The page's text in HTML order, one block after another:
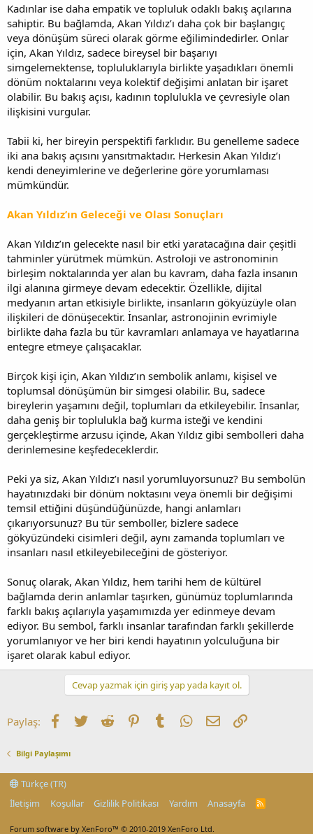
Kadınlar ise daha empatik ve topluluk odaklı bakış açılarına
sahiptir. Bu bağlamda, Akan Yıldız’ı daha çok bir başlangıç
veya dönüşüm süreci olarak görme eğilimindedirler. Onlar
için, Akan Yıldız, sadece bireysel bir başarıyı
simgelemektense, topluluklarıyla birlikte yaşadıkları önemli
dönüm noktalarını veya kolektif değişimi anlatan bir işaret
olabilir. Bu bakış açısı, kadının toplulukla ve çevresiyle olan
ilişkisini vurgular.
Tabii ki, her bireyin perspektifi farklıdır. Bu genelleme sadece
iki ana bakış açısını yansıtmaktadır. Herkesin Akan Yıldız’ı
kendi deneyimlerine ve değerlerine göre yorumlaması
mümkündür.
Akan Yıldız’ın Geleceği ve Olası Sonuçları
Akan Yıldız’ın gelecekte nasıl bir etki yaratacağına dair çeşitli
tahminler yürütmek mümkün. Astroloji ve astronominin
birleşim noktalarında yer alan bu kavram, daha fazla insanın
ilgi alanına girmeye devam edecektir. Özellikle, dijital
medyanın artan etkisiyle birlikte, insanların gökyüzüyle olan
ilişkileri de dönüşecektir. İnsanlar, astronojinin evrimiyle
birlikte daha fazla bu tür kavramları anlamaya ve hayatlarına
entegre etmeye çalışacaklar.
Birçok kişi için, Akan Yıldız’ın sembolik anlamı, kişisel ve
toplumsal dönüşümün bir simgesi olabilir. Bu, sadece
bireylerin yaşamını değil, toplumları da etkileyebilir. İnsanlar,
daha geniş bir toplulukla bağ kurma isteği ve kendini
gerçekleştirme arzusu içinde, Akan Yıldız gibi sembolleri daha
derinlemesine keşfedeceklerdir.
Peki ya siz, Akan Yıldız’ı nasıl yorumluyorsunuz? Bu sembolün
hayatınızdaki bir dönüm noktasını veya önemli bir değişimi
temsil ettiğini düşündüğünüzde, hangi anlamları
çıkarıyorsunuz? Bu tür semboller, bizlere sadece
gökyüzündeki cisimleri değil, aynı zamanda toplumları ve
insanları nasıl etkileyebileceğini de gösteriyor.
Sonuç olarak, Akan Yıldız, hem tarihi hem de kültürel
bağlamda derin anlamlar taşırken, günümüz toplumlarında
farklı bakış açılarıyla yaşamımızda yer edinmeye devam
ediyor. Bu sembol, farklı insanlar tarafından farklı şekillerde
yorumlanıyor ve her biri kendi hayatının yolculuğuna bir
işaret olarak kabul ediyor.
Cevap yazmak için giriş yap yada kayıt ol.
Paylaş: Facebook
TwitterReddit PinterestTumblrWhatsApp
E-postaLink
Bilgi Paylaşımı
Türkçe (TR)
İletişim
Koşullar Gizlilik Politikası Yardım Anasayfa
R
Forum software by XenForo™ © 2010-2019 XenForo Ltd.